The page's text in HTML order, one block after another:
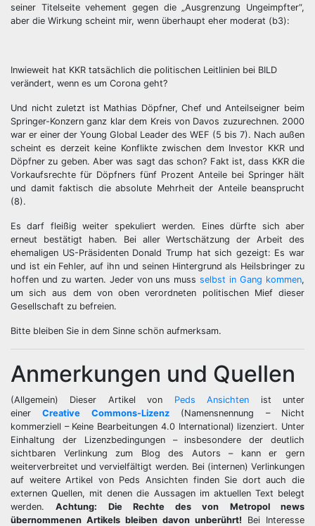
seiner Titelseite vehement gegen die „Ausgrenzung Ungeimpfter“,
aber die Wirkung scheint mir, wenn überhaupt eher moderat (b3):
Inwieweit hat KKR tatsächlich die politischen Leitlinien bei BILD
verändert, wenn es um Corona geht?
Und nicht zuletzt ist Mathias Döpfner, Chef und Anteilseigner beim
Springer-Konzern ganz klar dem Kreis von Davos zuzurechnen. 2000
war er einer der Young Global Leader des WEF (5 bis 7). Nach außen
scheint es derzeit keine Konflikte zwischen dem Investor KKR und
Döpfner zu geben. Aber was sagt das schon? Fakt ist, dass KKR die
Vorkaufsrechte für Döpfners fünf Prozent Anteile bei Springer hält
und damit faktisch die absolute Mehrheit der Anteile beansprucht
(8).
Es darf fleißig weiter spekuliert werden. Eines dürfte sich aber
erneut bestätigt haben. Bei aller Wertschätzung der Arbeit des
ehemaligen US-Präsidenten Donald Trump hat sich gezeigt: Es war
und ist ein Fehler, auf ihn und seinen Hintergrund als Heilsbringer zu
hoffen und zu warten. Jeder von uns mussselbst in Gang kommen,
um sich aus dem von oben verordneten politischen Mief dieser
Gesellschaft zu befreien.
Bitte bleiben Sie in dem Sinne schön aufmerksam.
Anmerkungen und Quellen
(Allgemein) Dieser Artikel von Peds Ansichten ist unter
einerCreative Commons-Lizenz(Namensnennung – Nicht
kommerziell – Keine Bearbeitungen 4.0 International) lizenziert. Unter
Einhaltung der Lizenzbedingungen – insbesondere der deutlich
sichtbaren Verlinkung zum Blog des Autors – kann er gern
weiterverbreitet und vervielfältigt werden. Bei (internen) Verlinkungen
auf weitere Artikel von Peds Ansichten finden Sie dort auch die
externen Quellen, mit denen die Aussagen im aktuellen Text belegt
werden.Achtung: Die Rechte des von Metropol news
übernommenen Artikels bleiben davon unberührt! Bei Interesse